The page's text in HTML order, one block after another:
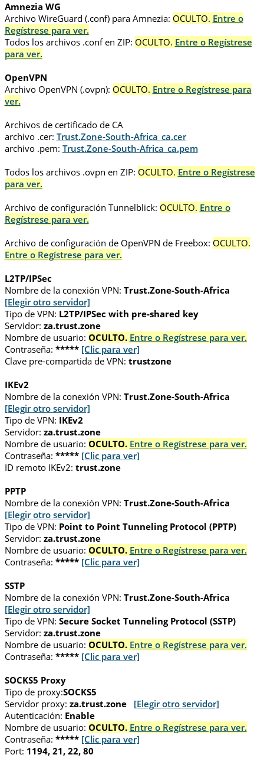
Amnezia WG
Archivo WireGuard (.conf) para Amnezia: OCULTO. Entre o
Regístrese para ver.
Todos los archivos .conf en ZIP: OCULTO. Entre o Regístrese
para ver.
OpenVPN
Archivo OpenVPN (.ovpn): OCULTO. Entre o Regístrese para
ver.
Archivos de certificado de CA
archivo .cer: Trust.Zone-South-Africa_ca.cer
archivo .pem: Trust.Zone-South-Africa_ca.pem
Todos los archivos .ovpn en ZIP: OCULTO. Entre o Regístrese
para ver.
Archivo de configuración Tunnelblick: OCULTO. Entre o
Regístrese para ver.
Archivo de configuración de OpenVPN de Freebox: OCULTO.
Entre o Regístrese para ver.
L2TP/IPSec
Nombre de la conexión VPN: Trust.Zone-South-Africa
[Elegir otro servidor]
Tipo de VPN: L2TP/IPSec with pre-shared key
Servidor: za.trust.zone
Nombre de usuario: OCULTO. Entre o Regístrese para ver.
Contraseña: ***** [Clic para ver]
Clave pre-compartida de VPN: trustzone
IKEv2
Nombre de la conexión VPN: Trust.Zone-South-Africa
[Elegir otro servidor]
Tipo de VPN: IKEv2
Servidor: za.trust.zone
Nombre de usuario: OCULTO. Entre o Regístrese para ver.
Contraseña: ***** [Clic para ver]
ID remoto IKEv2: trust.zone
PPTP
Nombre de la conexión VPN: Trust.Zone-South-Africa
[Elegir otro servidor]
Tipo de VPN: Point to Point Tunneling Protocol (PPTP)
Servidor: za.trust.zone
Nombre de usuario: OCULTO. Entre o Regístrese para ver.
Contraseña: ***** [Clic para ver]
SSTP
Nombre de la conexión VPN: Trust.Zone-South-Africa
[Elegir otro servidor]
Tipo de VPN: Secure Socket Tunneling Protocol (SSTP)
Servidor: za.trust.zone
Nombre de usuario: OCULTO. Entre o Regístrese para ver.
Contraseña: ***** [Clic para ver]
SOCKS5 Proxy
Tipo de proxy:SOCKS5
Servidor proxy: za.trust.zone
[Elegir otro servidor]
Autenticación: Enable
Nombre de usuario: OCULTO. Entre o Regístrese para ver.
Contraseña: ***** [Clic para ver]
Port: 1194, 21, 22, 80